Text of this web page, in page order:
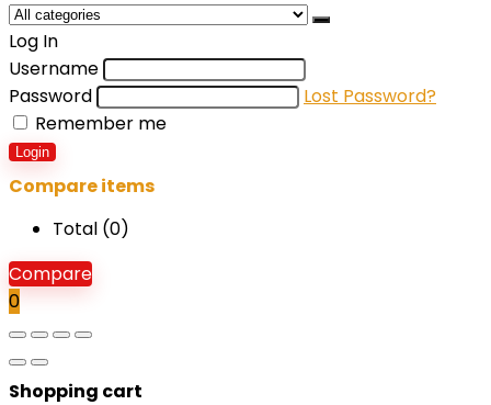
Log In
Username
Password
Lost Password?
Remember me
Login
Compare items
Total (0)
Compare
0
Shopping cart